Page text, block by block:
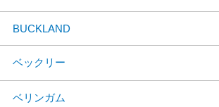
BUCKLAND
ベックリー
ベリンガム